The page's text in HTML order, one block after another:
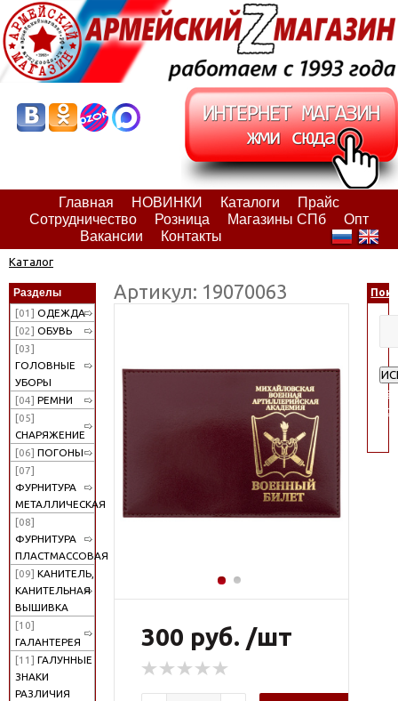
Главная НОВИНКИ Каталоги
Прайс
Сотрудничество
Розница Магазины СПб
Опт
Вакансии
Контакты
Каталог
Разделы
[01] ОДЕЖДА
[02] ОБУВЬ
[03]
ГОЛОВНЫЕ
УБОРЫ
[04] РЕМНИ
[05]
СНАРЯЖЕНИЕ
[06] ПОГОНЫ
[07]
ФУРНИТУРА
МЕТАЛЛИЧЕСКАЯ
[08]
ФУРНИТУРА
ПЛАСТМАССОВАЯ
[09] КАНИТЕЛЬ,
КАНИТЕЛЬНАЯ
ВЫШИВКА
[10]
ГАЛАНТЕРЕЯ
[11] ГАЛУННЫЕ
ЗНАКИ
РАЗЛИЧИЯ
Артикул: 19070063
300 руб. /шт